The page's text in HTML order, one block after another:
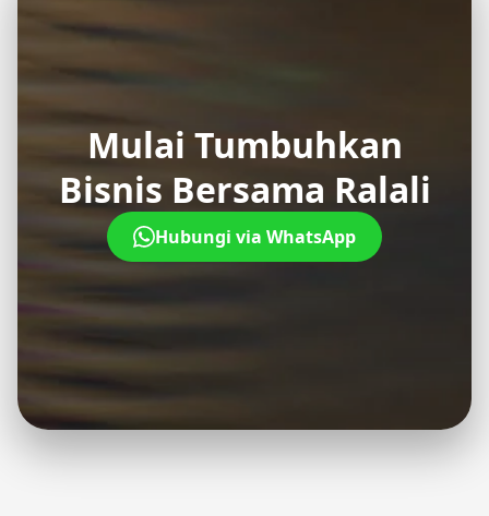
Mulai Tumbuhkan
Bisnis Bersama Ralali
Hubungi via WhatsApp